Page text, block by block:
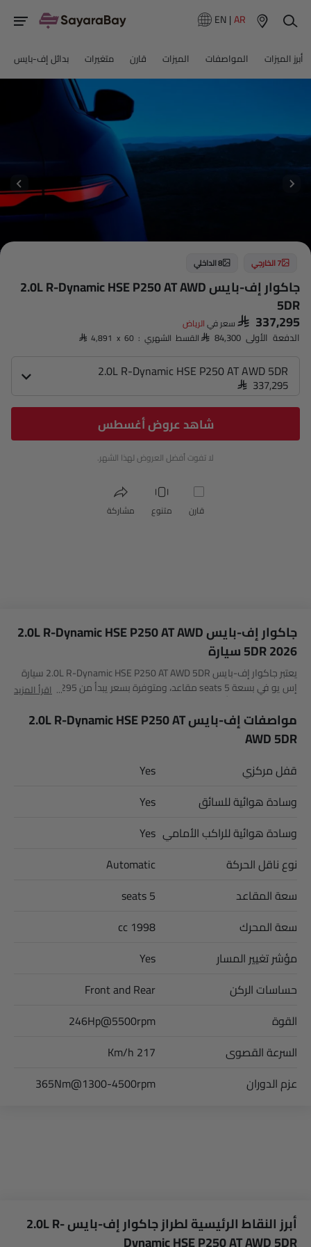
EN|AR
أبرز الميزات المواصفات الميزات قارن متغيرات بدائل إف-بايس
7 الخارجي 8 الداخلي
جاكوار إف-بايس 2.0L R-Dynamic HSE P250 AT AWD
5DR
SAR 337,295 سعر فيالرياض‎
الدفعة الأولى SAR 84,300 القسط الشهري : SAR 4,891 x 60
2.0L R-Dynamic HSE P250 AT AWD 5DR
SAR 337,295
شاهد عروض أغسطس
لا تفوت أفضل العروض لهذا الشهر.
قارن متنوع مشاركة
جاكوار إف-بايس 2.0L R-Dynamic HSE P250 AT AWD
5DR 2026 سيارة
يعتبر جاكوار إف-بايس 2.0L R-Dynamic HSE P250 AT AWD 5DR سيارة
إس يو في بسعة 5 seats مقاعد، ومتوفرة بسعر يبدأ من SAR 337,295
5DR هي 4747 MM L x 2071 MM W x 1664 MM H. أهم المنافسين لـ
4MATIC, AMG GLA 35 4MATIC, AMG GLA 45 S 4MATIC Plus و Huge E1.
اقرأ المزيد
مواصفات إف-بايس 2.0L R-Dynamic HSE P250 AT
AWD 5DR
قفل مركزي
Yes
وسادة هوائية للسائق
Yes
وسادة هوائية للراكب الأمامي Yes
نوع ناقل الحركة
Automatic
سعة المقاعد
5 seats
سعة المحرك
1998 cc
مؤشر تغيير المسار
Yes
حساسات الركن
Front and Rear
القوة
246Hp@5500rpm
السرعة القصوى
217 Km/h
عزم الدوران
365Nm@1300-4500rpm
أبرز النقاط الرئيسية لطراز جاكوار إف-بايس 2.0L R-